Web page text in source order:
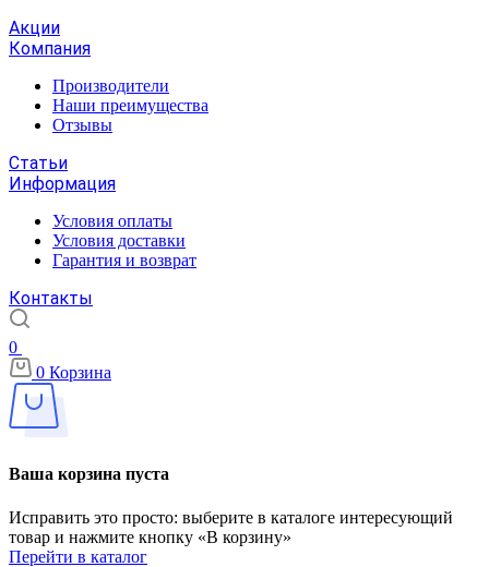
Акции
Компания
Производители
Наши преимущества
Отзывы
Статьи
Информация
Условия оплаты
Условия доставки
Гарантия и возврат
Контакты
0
0 Корзина
Ваша корзина пуста
Исправить это просто: выберите в каталоге интересующий
товар и нажмите кнопку «В корзину»
Перейти в каталог